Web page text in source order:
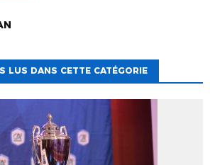
LUS DANS CETTE CATÉGORIE